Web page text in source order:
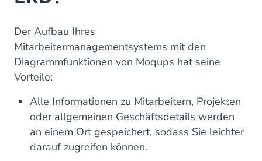
Der Aufbau Ihres
Mitarbeitermanagementsystems mit den
Diagrammfunktionen von Moqups hat seine
Vorteile:
Alle Informationen zu Mitarbeitern, Projekten
oder allgemeinen Geschäftsdetails werden
an einem Ort gespeichert, sodass Sie leichter
darauf zugreifen können.